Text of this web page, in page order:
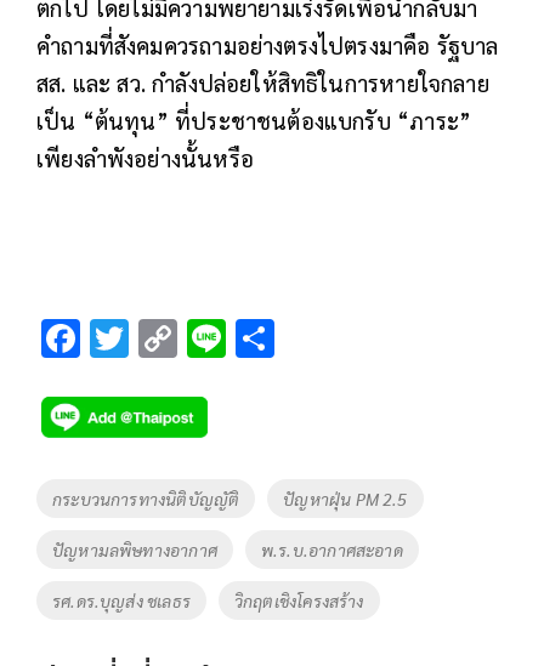
ตกไป โดยไม่มีความพยายามเร่งรัดเพื่อนำกลับมา
คำถามที่สังคมควรถามอย่างตรงไปตรงมาคือ รัฐบาล
สส. และ สว. กำลังปล่อยให้สิทธิในการหายใจกลาย
เป็น “ต้นทุน” ที่ประชาชนต้องแบกรับ “ภาระ”
เพียงลำพังอย่างนั้นหรือ
F
e
b
o
k
T
tt
er
C
p
y
Li
k
Li
Tags
กระบวนการทางนิติบัญญัติ ปัญหาฝุ่น PM 2.5
ปัญหามลพิษทางอากาศ พ.ร.บ.อากาศสะอาด
รศ.ดร.บุญส่ง ชเลธร วิกฤตเชิงโครงสร้าง